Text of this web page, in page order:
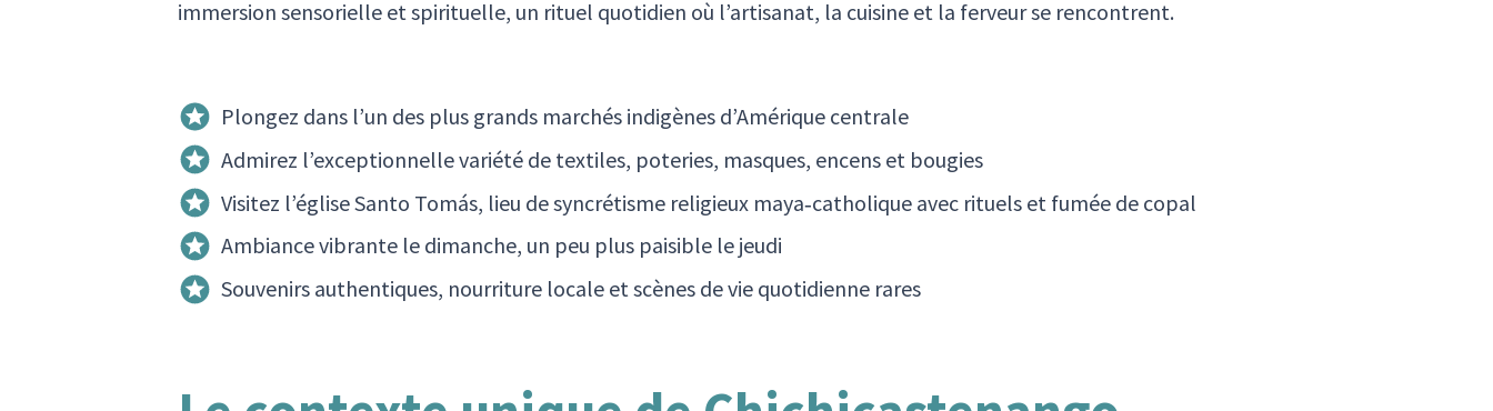
immersion sensorielle et spirituelle, un rituel quotidien où l’artisanat, la cuisine et la ferveur se rencontrent.
Plongez dans l’un des plus grands marchés indigènes d’Amérique centrale
Admirez l’exceptionnelle variété de textiles, poteries, masques, encens et bougies
Visitez l’église Santo Tomás, lieu de syncrétisme religieux maya‑catholique avec rituels et fumée de copal
Ambiance vibrante le dimanche, un peu plus paisible le jeudi
Souvenirs authentiques, nourriture locale et scènes de vie quotidienne rares